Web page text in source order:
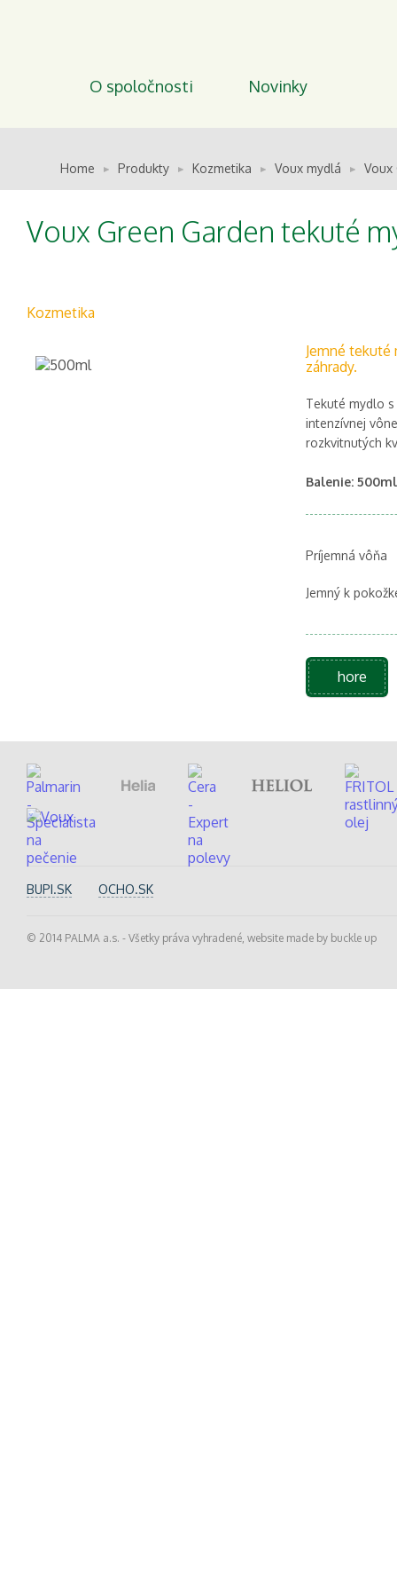
O spoločnosti Novinky
Home Produkty Kozmetika Voux mydlá Voux
Voux Green Garden tekuté
Kozmetika
Jemné
záhrady.
Tekuté mydlo
intenzívnej
rozkvitnutých
Balenie: 500ml
Príjemná vôňa
Jemný k
hore
BUPI.SK OCHO.SK
© 2014 PALMA a.s. - Všetky práva vyhradené, website made by buckle up